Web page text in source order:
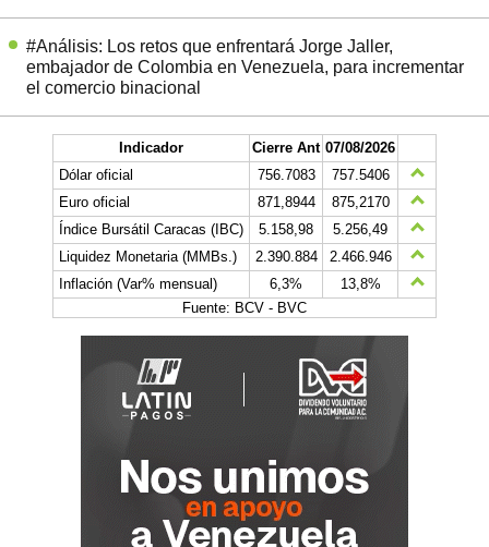
#Análisis: Los retos que enfrentará Jorge Jaller,
embajador de Colombia en Venezuela, para incrementar
el comercio binacional
Indicador Cierre Ant 07/08/2026
Dólar oficial
756.7083
757.5406
Euro oficial
871,8944
875,2170
Índice Bursátil Caracas (IBC)
5.158,98
5.256,49
Liquidez Monetaria (MMBs.)
2.390.884
2.466.946
Inflación (Var% mensual)
6,3%
13,8%
Fuente: BCV - BVC